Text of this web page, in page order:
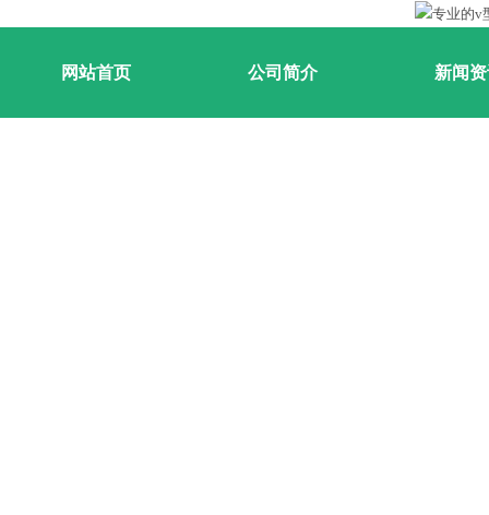
网站首页 公司简介 新闻